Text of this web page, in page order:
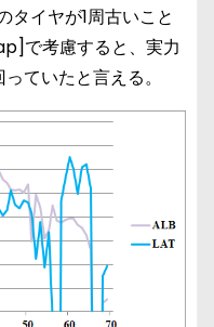
タイヤが1周古いこと
で考慮すると、実力
ていたと言える。